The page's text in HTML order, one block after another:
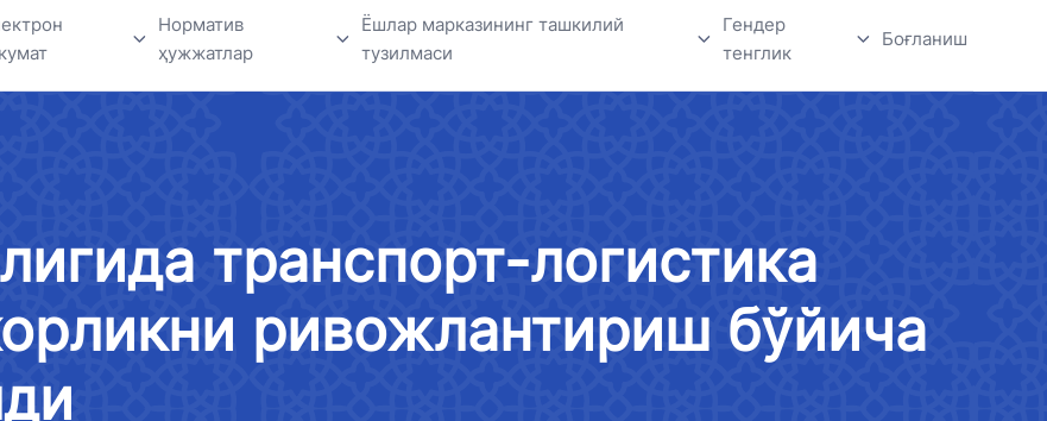
рўйхати
ташкилотлари билан
ҳамкорлик
кўриб чиқиш
тартиби
Норматив
ҳужжатлар
Норматив-ҳуқуқий ҳужжатлар
лойиҳалари муҳокамаси
Давлат органлари, юридик ва
жисмоний шахслар, халқаро
Ёшлар марказининг ташкилий
тузилмаси
Гендер
тенглик
Юртимизда гендер тенгликни
таъминлаш стратегияси
Меъёрий ҳужжатлар
Боғланиш
транспорт-логистика
ривожлантириш бўйича